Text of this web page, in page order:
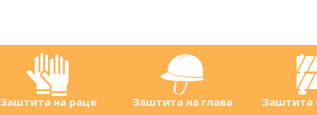
Заштита на раце Заштита на глава Заштита